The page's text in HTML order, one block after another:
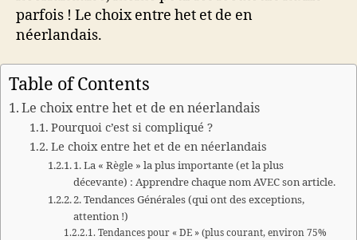
parfois ! Le choix entre het et de en
néerlandais.
Table of Contents
Le choix entre het et de en néerlandais
Pourquoi c’est si compliqué ?
Le choix entre het et de en néerlandais
1. La « Règle » la plus importante (et la plus
décevante) : Apprendre chaque nom AVEC son article.
2. Tendances Générales (qui ont des exceptions,
attention !)
Tendances pour « DE » (plus courant, environ 75%